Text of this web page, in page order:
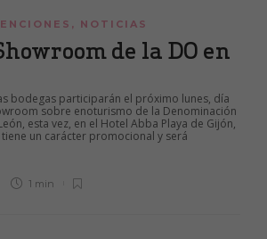
, NOTICIAS
de la DO en
bodegas participarán el próximo lunes, día
sobre enoturismo de la Denominación
esta vez, en el Hotel Abba Playa de Gijón,
un carácter promocional y será
1 min